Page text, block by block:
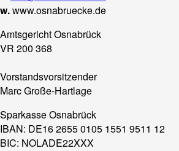
w.www.osnabruecke.de
Amtsgericht Osnabrück
VR 200 368
Vorstandsvorsitzender
Marc Große-Hartlage
Sparkasse Osnabrück
IBAN: DE16 2655 0105 1551 9511 12
BIC: NOLADE22XXX